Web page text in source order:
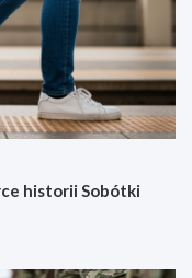
historii Sobótki